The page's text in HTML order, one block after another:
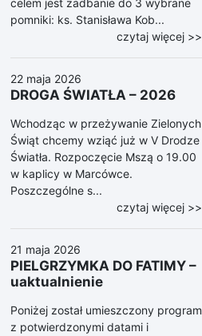
celem jest zadbanie do 3 wybrane
pomniki: ks. Stanisława Kob...
czytaj więcej >>
22 maja 2026
DROGA ŚWIATŁA – 2026
Wchodząc w przeżywanie Zielonych
Świąt chcemy wziąć już w V Drodze
Światła. Rozpoczęcie Mszą o 19.00
w kaplicy w Marcówce.
Poszczególne s...
czytaj więcej >>
21 maja 2026
PIELGRZYMKA DO FATIMY –
uaktualnienie
Poniżej został umieszczony program
z potwierdzonymi datami i